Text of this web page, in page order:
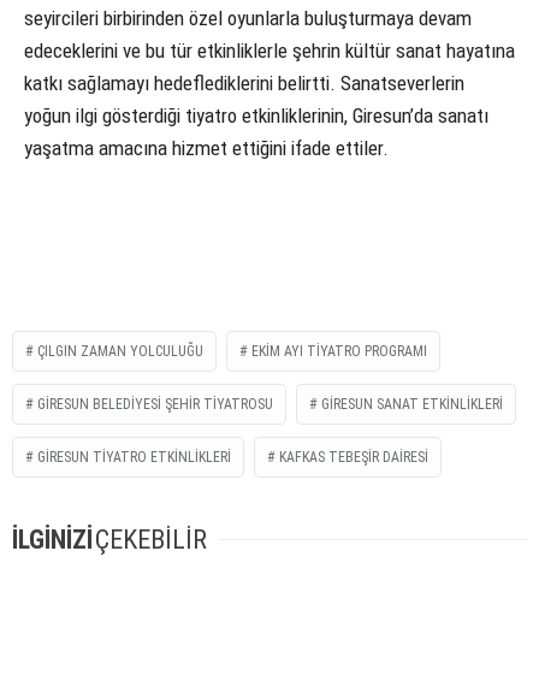
seyircileri birbirinden özel oyunlarla buluşturmaya devam
edeceklerini ve bu tür etkinliklerle şehrin kültür sanat hayatına
katkı sağlamayı hedeflediklerini belirtti. Sanatseverlerin
yoğun ilgi gösterdiği tiyatro etkinliklerinin, Giresun’da sanatı
yaşatma amacına hizmet ettiğini ifade ettiler.
ÇILGIN ZAMAN YOLCULUĞU EKIM AYI TIYATRO PROGRAMI
GIRESUN BELEDIYESI ŞEHIR TIYATROSU GIRESUN SANAT ETKINLIKLERI
GIRESUN TIYATRO ETKINLIKLERI KAFKAS TEBEŞIR DAIRESI
İLGİNİZİ ÇEKEBİLİR